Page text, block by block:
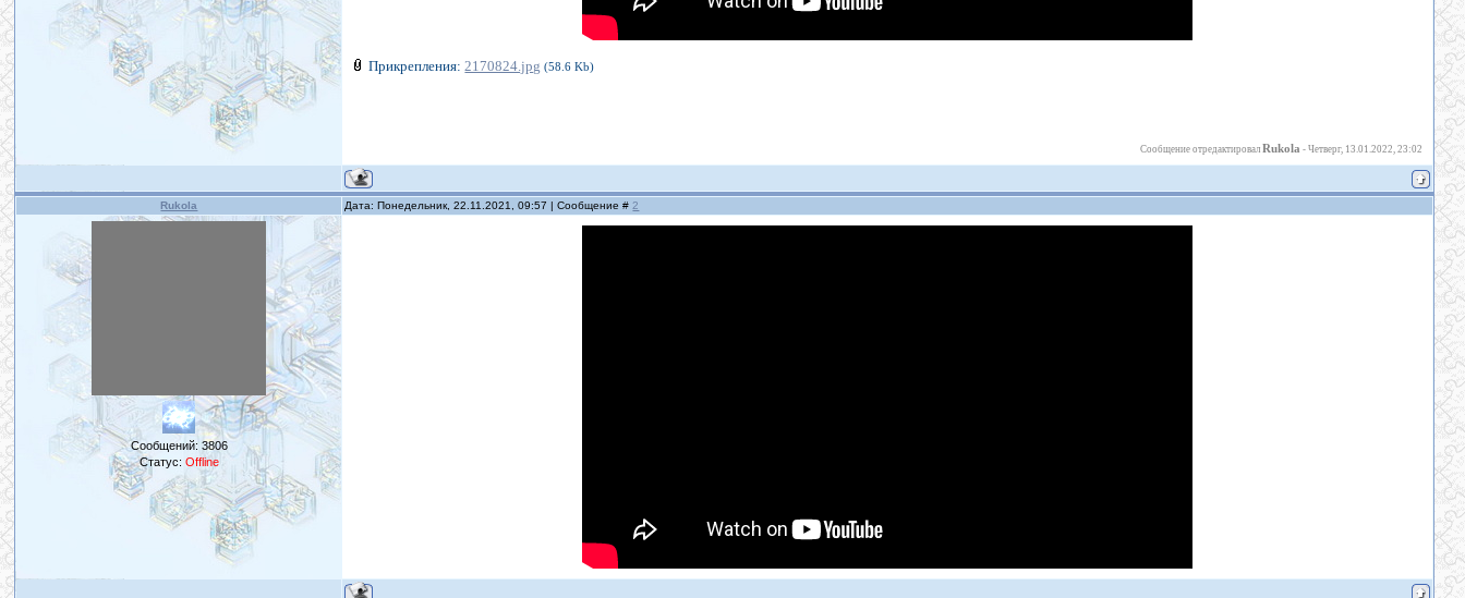
Прикрепления:2170824.jpg (58.6 Kb)
Сообщение отредактировалRukola -Четверг, 13.01.2022, 23:02
Rukola Дата: Понедельник, 22.11.2021, 09:57 | Сообщение # 2
Сообщений: 3806
Статус: Offline